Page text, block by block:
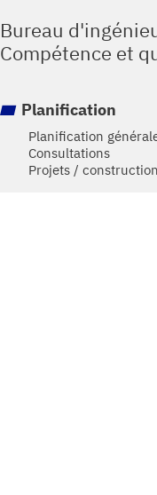
Bureau
Compétence et
Planification
Planification
Consultations
Projets / construction